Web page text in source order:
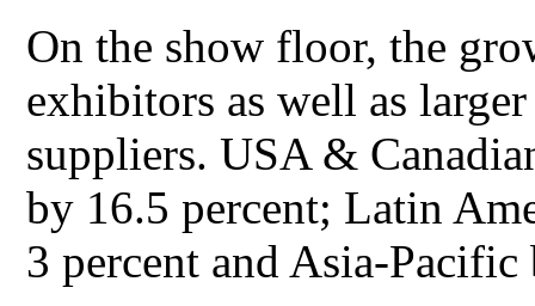
On the show floor, the
exhibitors as well as
suppliers. USA &
by 16.5 percent; Latin
3 percent and Asia-